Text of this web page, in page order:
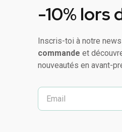
-10% lors
Inscris-toi à notre
commande et
nouveautés en avant-